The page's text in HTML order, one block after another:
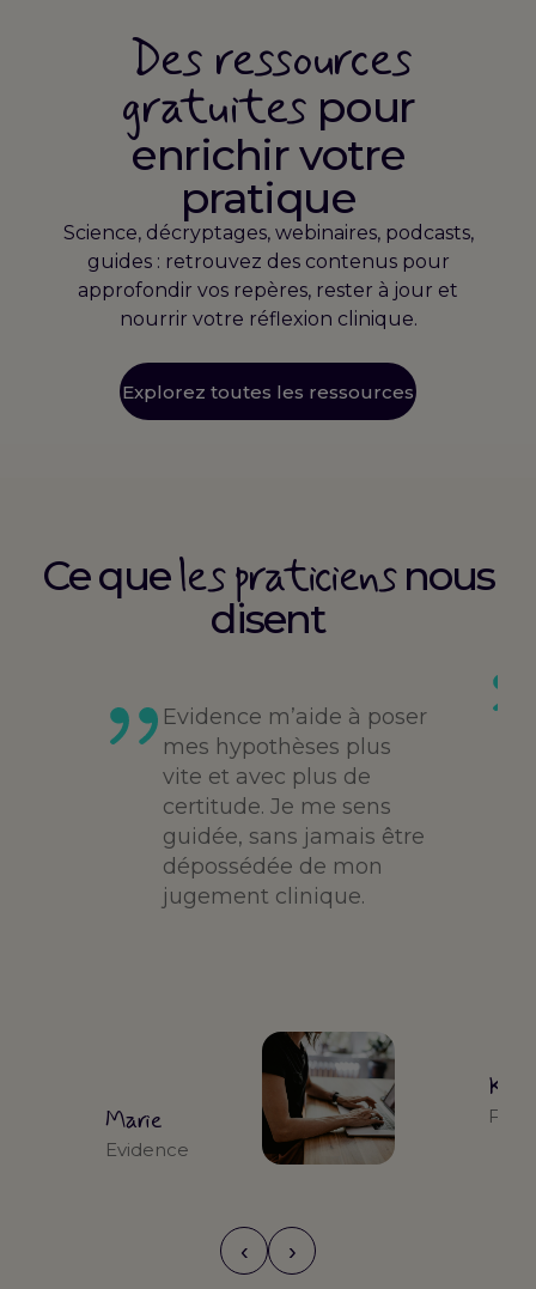
Des ressources
gratuites pour
enrichir votre
pratique
Science, décryptages, webinaires, podcasts,
guides : retrouvez des contenus pour
approfondir vos repères, rester à jour et
nourrir votre réflexion clinique.
Explorez toutes les ressources
Ce queles praticiensnous
disent
Evidence m’aide à poser
mes hypothèses plus
vite et avec plus de
certitude. Je me sens
guidée, sans jamais être
dépossédée de mon
jugement clinique.
Marie
Evidence
‹ ›